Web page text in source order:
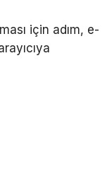
için adım, e-